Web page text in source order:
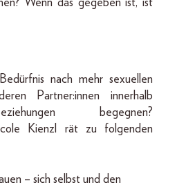
Wenn das gegeben ist, ist
nach mehr sexuellen
Partner:innen innerhalb
begegnen?
Kienzl rät zu folgenden
– sich selbst und den